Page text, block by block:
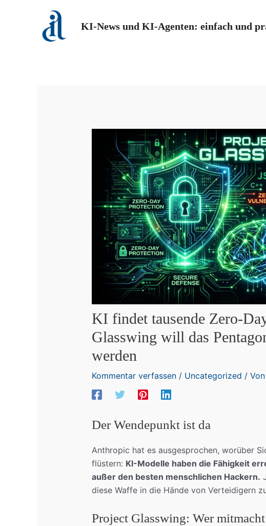
KI-News und KI-Agenten: einfach und
KI findet tausende Zero-
Glasswing will das
werden
Kommentar verfassen / Uncategorized / Von
Der Wendepunkt ist da
Anthropic hat es ausgesprochen, worüber
flüstern: KI-Modelle haben die Fähigkeit
außer den besten menschlichen Hackern.
diese Waffe in die Hände von Verteidigern
Project Glasswing: Wer mitmacht